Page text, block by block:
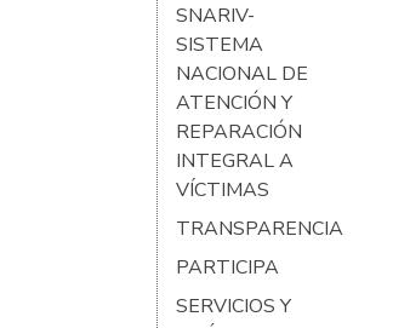
SNARIV-
SISTEMA
NACIONAL DE
ATENCIÓN Y
REPARACIÓN
INTEGRAL A
VÍCTIMAS
TRANSPARENCIA
PARTICIPA
SERVICIOS Y